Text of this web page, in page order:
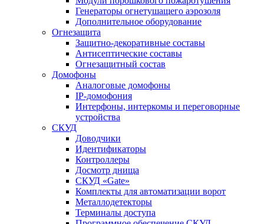
Генераторы огнетушащего аэрозоля
Дополнительное оборудование
Огнезащита
Защитно-декоративные составы
Антисептические составы
Огнезащитный состав
Домофоны
Аналоговые домофоны
IP-домофония
Интерфоны, интеркомы и переговорные
устройства
СКУД
Доводчики
Идентификаторы
Контроллеры
Досмотр днища
СКУД «Gate»
Комплекты для автоматизации ворот
Металлодетекторы
Терминалы доступа